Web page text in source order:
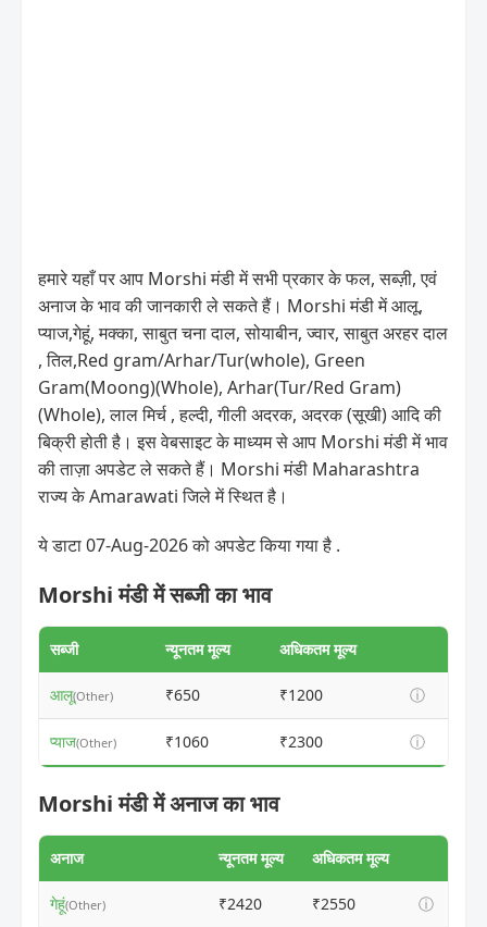
हमारे यहाँ पर आप Morshi मंडी में सभी प्रकार के फल, सब्ज़ी, एवं
अनाज के भाव की जानकारी ले सकते हैं। Morshi मंडी में आलू,
प्याज,गेहूं, मक्का, साबुत चना दाल, सोयाबीन, ज्वार, साबुत अरहर दाल
, तिल,Red gram/Arhar/Tur(whole), Green
Gram(Moong)(Whole), Arhar(Tur/Red Gram)
(Whole), लाल मिर्च , हल्दी, गीली अदरक, अदरक (सूखी) आदि की
बिक्री होती है। इस वेबसाइट के माध्यम से आप Morshi मंडी में भाव
की ताज़ा अपडेट ले सकते हैं। Morshi मंडी Maharashtra
राज्य के Amarawati जिले में स्थित है।
ये डाटा 07-Aug-2026 को अपडेट किया गया है .
Morshi मंडी में सब्जी का भाव
सब्जी न्यूनतम मूल्य अधिकतम मूल्य
आलू(Other) ₹650 ₹1200 ⓘ
प्याज(Other) ₹1060 ₹2300 ⓘ
Morshi मंडी में अनाज का भाव
अनाज न्यूनतम मूल्य अधिकतम मूल्य
गेहूं(Other) ₹2420 ₹2550 ⓘ